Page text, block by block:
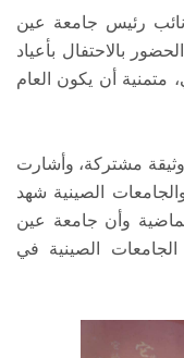
نائب رئيس جامعة عين
بالاحتفال بأعياد
متمنية أن يكون العام
مشتركة، وأشارت
الصينية شهد
وأن جامعة عين
الصينية في